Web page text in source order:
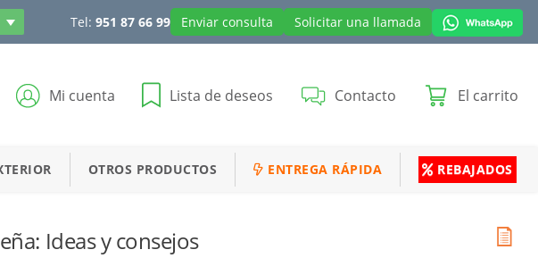
Tel: 951 87 66 99 Enviar consulta Solicitar una llamada
Mi cuenta Lista de deseos Contacto El carrito
OTROS PRODUCTOS ENTREGA RÁPIDA REBAJADOS
Ideas y consejos